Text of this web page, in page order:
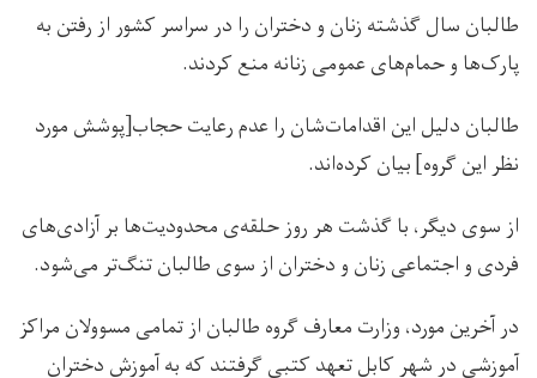
طالبان سال گذشته زنان و دختران را در سراسر کشور از رفتن به
پارک‌ها و حمام‌های عمومی زنانه منع کردند.
طالبان دلیل این اقدامات‌شان را عدم رعایت حجاب[پوشش مورد
نظر این گروه] بیان کرده‌اند.
از سوی دیگر، با گذشت هر روز حلقه‌ی محدودیت‌ها بر آزادی‌های
فردی و اجتماعی زنان و دختران از سوی طالبان تنگ‌تر می‌شود.
در آخرین مورد، وزارت معارف گروه طالبان از تمامی مسوولان مراکز
آموزشی در شهر کابل تعهد کتبی گرفتند که به آموزش دختران